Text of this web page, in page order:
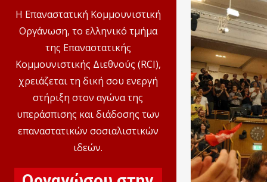
Η Επαναστατική Κομμουνιστική
Οργάνωση, το ελληνικό τμήμα
της Επαναστατικής
Κομμουνιστικής Διεθνούς (RCI),
χρειάζεται τη δική σου ενεργή
στήριξη στον αγώνα της
υπεράσπισης και διάδοσης των
επαναστατικών σοσιαλιστικών
ιδεών.